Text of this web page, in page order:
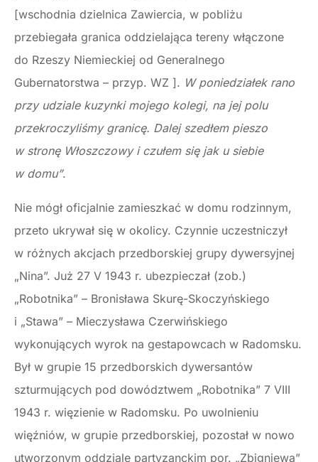
[wschodnia dzielnica Zawiercia, w pobliżu
przebiegała granica oddzielająca tereny włączone
do Rzeszy Niemieckiej od Generalnego
Gubernatorstwa – przyp. WZ ]. W poniedziałek rano
przy udziale kuzynki mojego kolegi, na jej polu
przekroczyliśmy granicę. Dalej szedłem pieszo
w stronę Włoszczowy i czułem się jak u siebie
w domu”.
Nie mógł oficjalnie zamieszkać w domu rodzinnym,
przeto ukrywał się w okolicy. Czynnie uczestniczył
w różnych akcjach przedborskiej grupy dywersyjnej
„Nina”. Już 27 V 1943 r. ubezpieczał (zob.)
„Robotnika” – Bronisława Skurę-Skoczyńskiego
i „Stawa” – Mieczysława Czerwińskiego
wykonujących wyrok na gestapowcach w Radomsku.
Był w grupie 15 przedborskich dywersantów
szturmujących pod dowództwem „Robotnika” 7 VIII
1943 r. więzienie w Radomsku. Po uwolnieniu
więźniów, w grupie przedborskiej, pozostał w nowo
utworzonym oddziale partyzanckim por. „Zbigniewa”